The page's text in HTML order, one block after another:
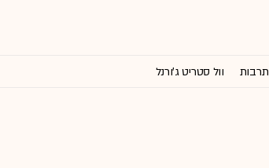
תרבות וול סטריט ג'ורנל